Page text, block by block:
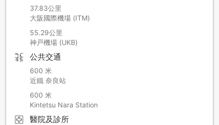
37.83公里
大阪國際機場 (ITM)
55.29公里
神戸機場 (UKB)
公共交通
600 米
近鐵 奈良站
600 米
Kintetsu Nara Station
醫院及診所